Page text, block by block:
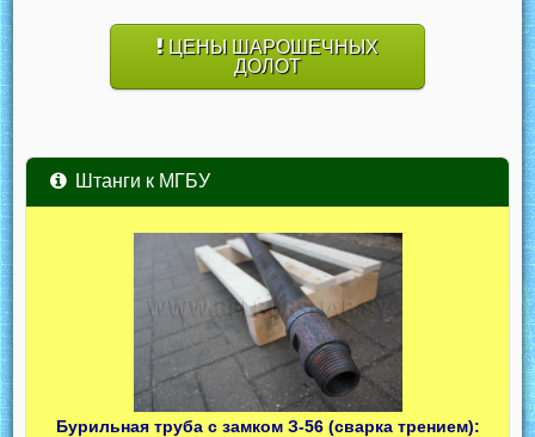
ЦЕНЫ ШАРОШЕЧНЫХ
ДОЛОТ
Штанги к МГБУ
Бурильная труба с замком З-56 (сварка трением):